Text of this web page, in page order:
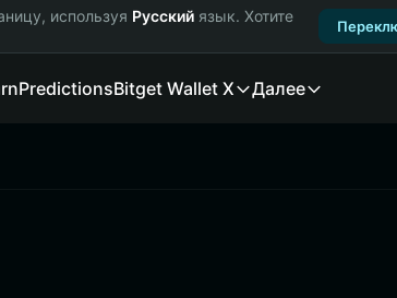
используя Русский язык. Хотите
PredictionsBitget Wallet X Далее